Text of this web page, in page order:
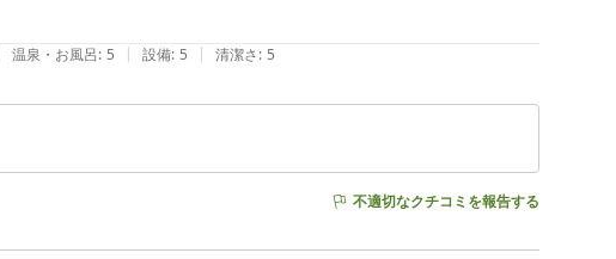
温泉・お風呂: 5 | 設備: 5 | 清潔さ: 5
不適切なクチコミを報告する